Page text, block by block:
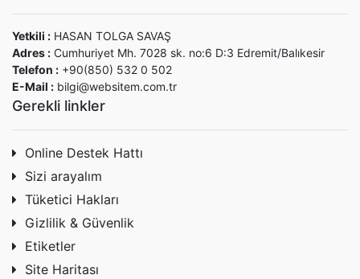
Yetkili : HASAN TOLGA SAVAŞ
Adres : Cumhuriyet Mh. 7028 sk. no:6 D:3 Edremit/Balıkesir
Telefon : +90(850) 532 0 502
E-Mail : bilgi@websitem.com.tr
Gerekli linkler
Online Destek Hattı
Sizi arayalım
Tüketici Hakları
Gizlilik & Güvenlik
Etiketler
Site Haritası